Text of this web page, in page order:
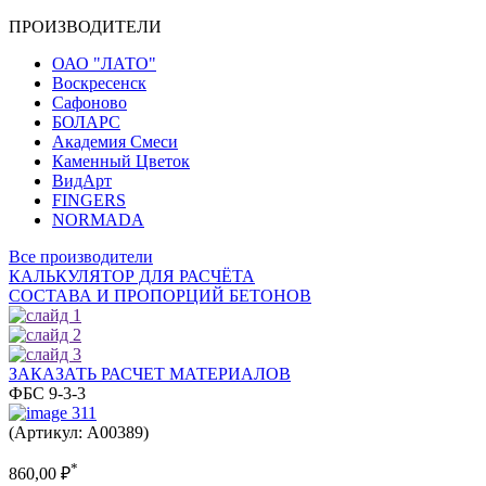
ПРОИЗВОДИТЕЛИ
ОАО "ЛАТО"
Воскресенск
Сафоново
БОЛАРС
Академия Смеси
Каменный Цветок
ВидАрт
FINGERS
NORMADA
Все производители
КАЛЬКУЛЯТОР ДЛЯ РАСЧЁТА
СОСТАВА И ПРОПОРЦИЙ БЕТОНОВ
ЗАКАЗАТЬ РАСЧЕТ МАТЕРИАЛОВ
ФБС 9-3-3
(Артикул: A00389)
860,00 ₽*